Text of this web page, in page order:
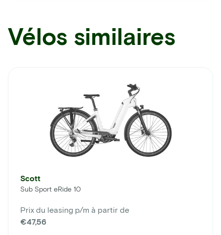
Vélos similaires
Scott
Sub Sport eRide 10
Prix du leasing p/m à partir de
€47,56